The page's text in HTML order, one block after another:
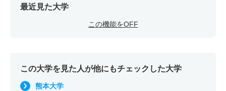
最近見た大学
この機能をOFF
この大学を見た人が他にもチェックした大学
熊本大学